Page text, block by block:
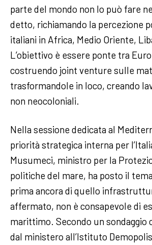
parte del mondo non lo può fare
detto, richiamando la percezione
italiani in Africa, Medio Oriente,
L’obiettivo è essere ponte tra
costruendo joint venture sulle
trasformandole in loco, creando
non neocoloniali.
Nella sessione dedicata al
priorità strategica interna per
Musumeci, ministro per la
politiche del mare, ha posto il
prima ancora di quello
affermato, non è consapevole di
marittimo. Secondo un sondaggio
dal ministero all’Istituto